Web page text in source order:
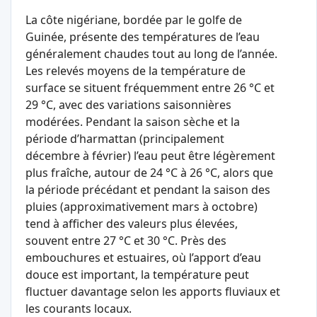
La côte nigériane, bordée par le golfe de
Guinée, présente des températures de l’eau
généralement chaudes tout au long de l’année.
Les relevés moyens de la température de
surface se situent fréquemment entre 26 °C et
29 °C, avec des variations saisonnières
modérées. Pendant la saison sèche et la
période d’harmattan (principalement
décembre à février) l’eau peut être légèrement
plus fraîche, autour de 24 °C à 26 °C, alors que
la période précédant et pendant la saison des
pluies (approximativement mars à octobre)
tend à afficher des valeurs plus élevées,
souvent entre 27 °C et 30 °C. Près des
embouchures et estuaires, où l’apport d’eau
douce est important, la température peut
fluctuer davantage selon les apports fluviaux et
les courants locaux.